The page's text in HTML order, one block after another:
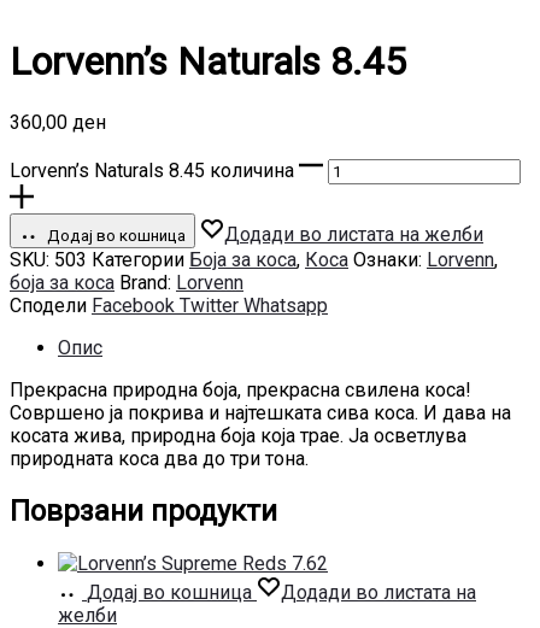
Lorvenn’s Naturals 8.45
360,00 ден
Lorvenn’s Naturals 8.45 количина
Додај во кошница
Додади во листата на желби
SKU: 503 Категории Боја за коса, Коса Ознаки: Lorvenn,
боја за коса Brand: Lorvenn
Сподели Facebook Twitter Whatsapp
Опис
Прекрасна природна боја, прекрасна свилена коса!
Совршено ја покрива и најтешката сива коса. И дава на
косата жива, природна боја која трае. Ја осветлува
природната коса два до три тона.
Поврзани продукти
Додај во кошница
Додади во листата на
желби